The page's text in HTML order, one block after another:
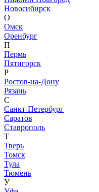
Новосибирск
О
Омск
Оренбург
П
Пермь
Пятигорск
Р
Ростов-на-Дону
Рязань
С
Санкт-Петербург
Саратов
Ставрополь
Т
Тверь
Томск
Тула
Тюмень
У